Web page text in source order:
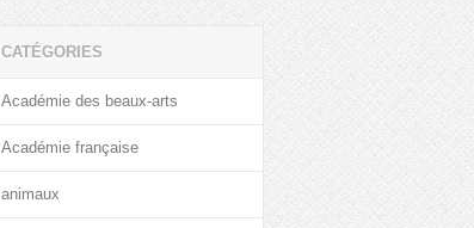
CATÉGORIES
Académie des beaux-arts
Académie française
animaux